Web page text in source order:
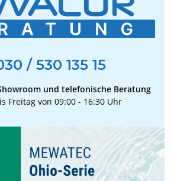
/ 530 135 15
und telefonische Beratung
Freitag von 09:00 - 16:30 Uhr